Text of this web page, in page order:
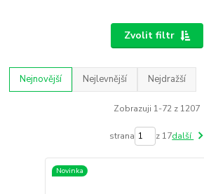
Zvolit filtr
Nejnovější Nejlevnější Nejdražší
Zobrazuji 1-72 z 1207
strana z 17další
Novinka